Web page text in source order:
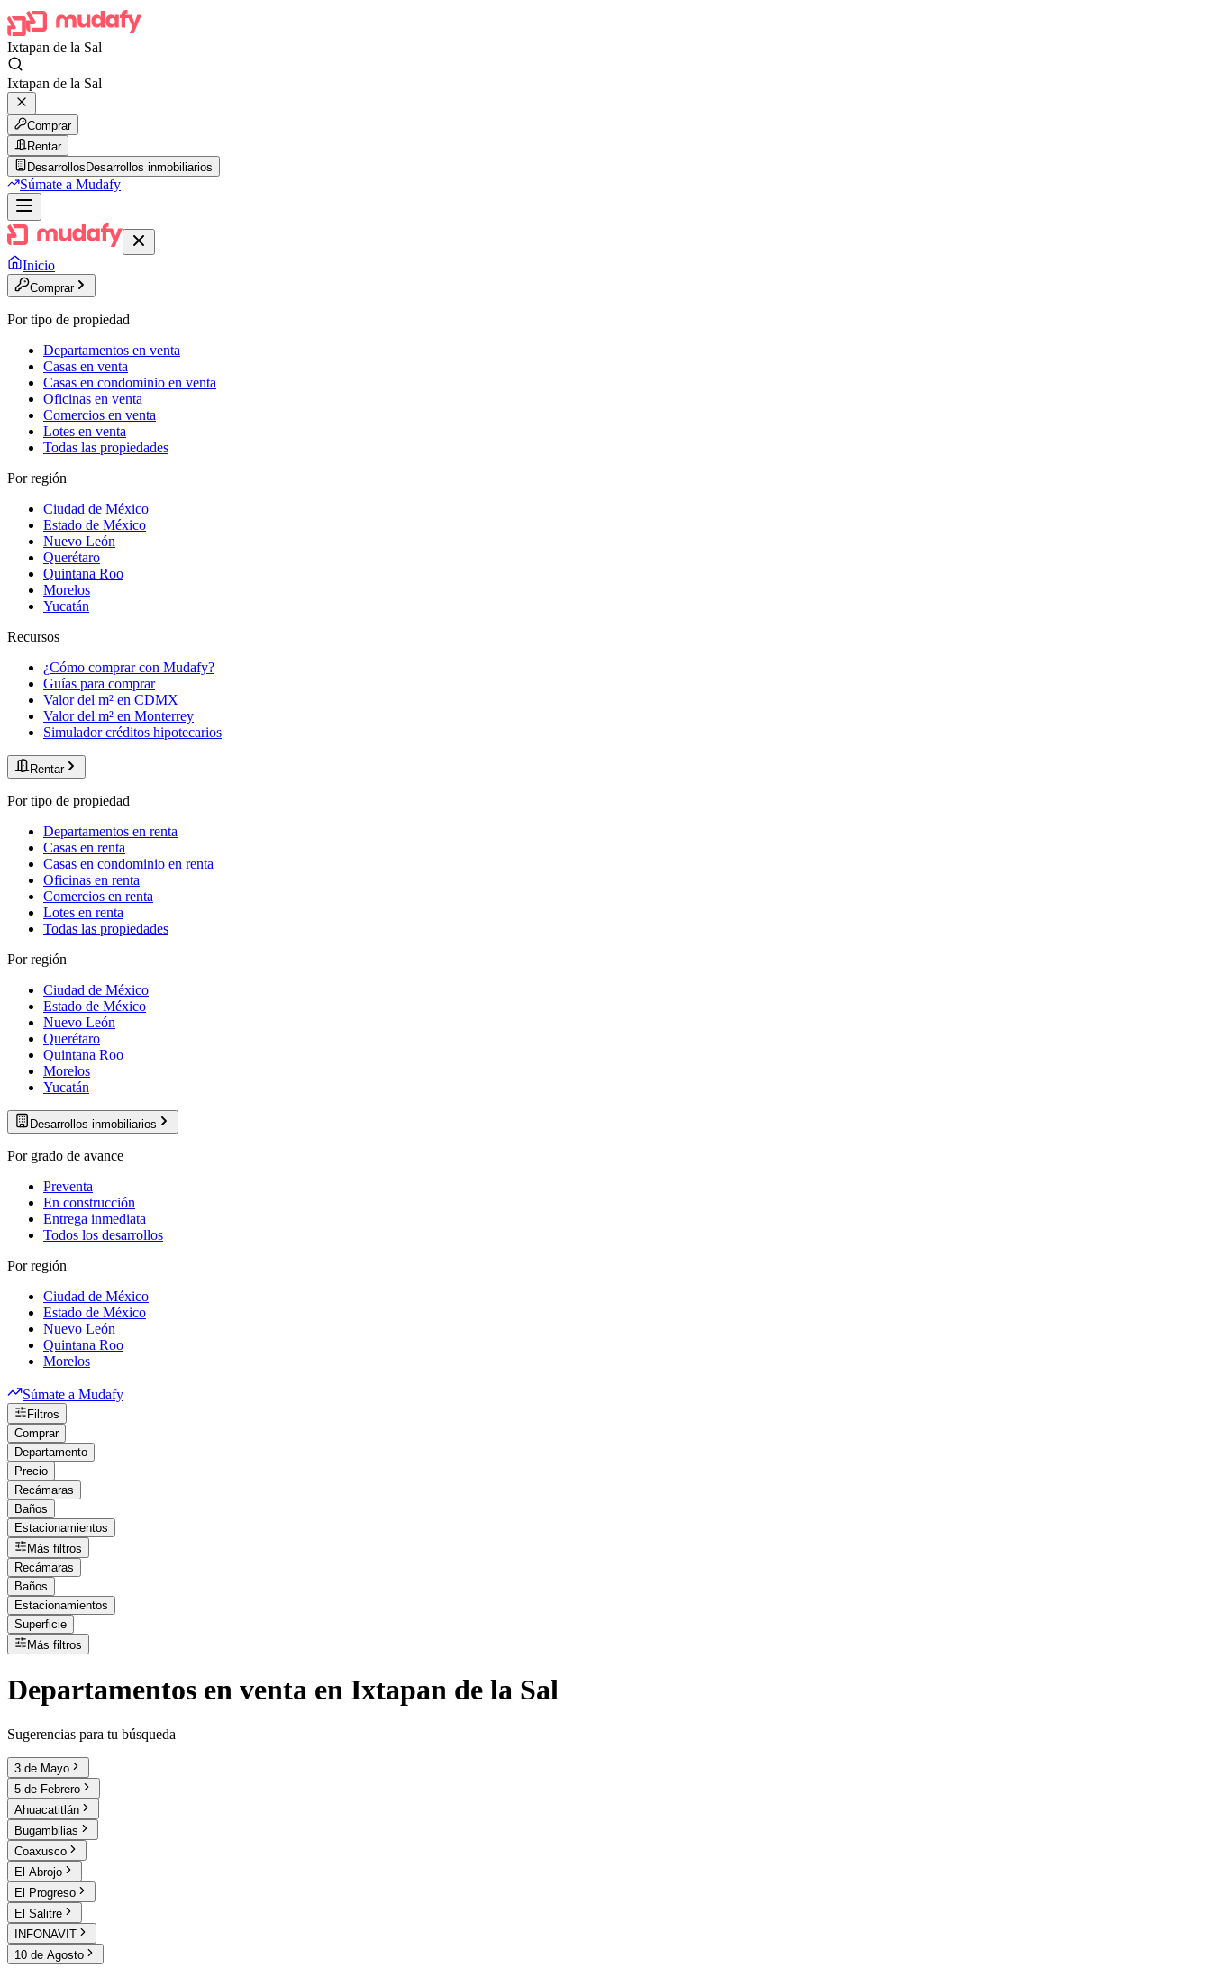
Ixtapan de la Sal
Ixtapan de la Sal
Comprar
Rentar
Desarrollos Desarrollos inmobiliarios
Súmate a Mudafy
Inicio
Comprar
Por tipo de propiedad
Departamentos en venta
Casas en venta
Casas en condominio en venta
Oficinas en venta
Comercios en venta
Lotes en venta
Todas las propiedades
Por región
Ciudad de México
Estado de México
Nuevo León
Querétaro
Quintana Roo
Morelos
Yucatán
Recursos
¿Cómo comprar con Mudafy?
Guías para comprar
Valor del m² en CDMX
Valor del m² en Monterrey
Simulador créditos hipotecarios
Rentar
Por tipo de propiedad
Departamentos en renta
Casas en renta
Casas en condominio en renta
Oficinas en renta
Comercios en renta
Lotes en renta
Todas las propiedades
Por región
Ciudad de México
Estado de México
Nuevo León
Querétaro
Quintana Roo
Morelos
Yucatán
Desarrollos inmobiliarios
Por grado de avance
Preventa
En construcción
Entrega inmediata
Todos los desarrollos
Por región
Ciudad de México
Estado de México
Nuevo León
Quintana Roo
Morelos
Súmate a Mudafy
Filtros
Comprar
Departamento
Precio
Recámaras
Baños
Estacionamientos
Más filtros
Recámaras
Baños
Estacionamientos
Superficie
Más filtros
Departamentos en venta en Ixtapan de la Sal
Sugerencias para tu búsqueda
3 de Mayo
5 de Febrero
Ahuacatitlán
Bugambilias
Coaxusco
El Abrojo
El Progreso
El Salitre
INFONAVIT
10 de Agosto